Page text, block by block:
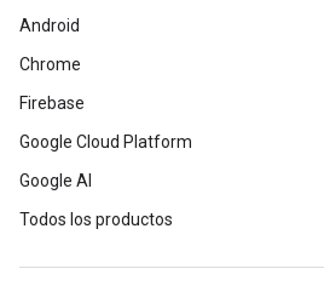
Android
Chrome
Firebase
Google Cloud Platform
Google AI
Todos los productos